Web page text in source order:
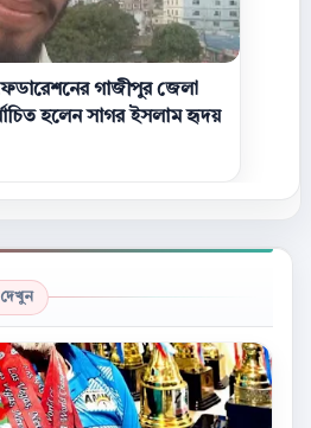
গাজীপুর জেলা
হলেন সাগর ইসলাম হৃদয়